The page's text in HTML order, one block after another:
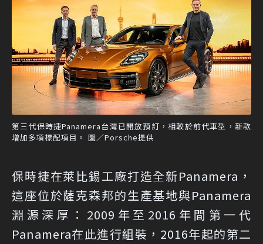
第三代保時捷Panamera台灣已開放預訂，相較於前代車型，新款
增加多項標配項目。 圖／Porsche提供
保時捷在萊比錫工廠打造全新Panamera，
這座位於薩克森邦的生產基地與Panamera
淵源深厚：2009年至2016年間第一代
Panamera在此進行組裝，2016年起的第二